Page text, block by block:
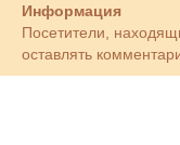
Информация
Посетители,
оставлять